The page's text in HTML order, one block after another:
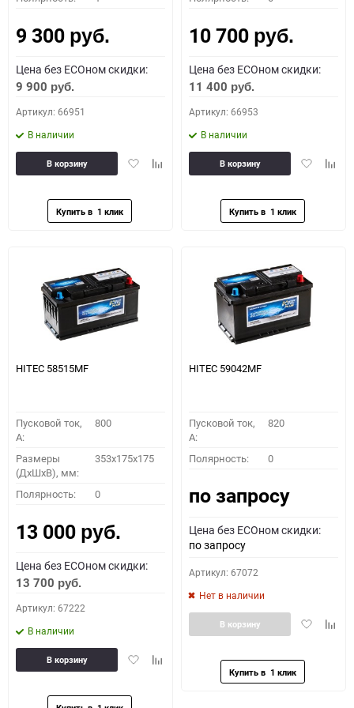
9 300 руб.
Цена без ECOном скидки:
9 900 руб.
Артикул: 66951
В наличии
ДобавитьДобавить
В корзину
10 700 руб.
Цена без ECOном скидки:
11 400 руб.
Артикул: 66953
В наличии
Добавить
В корзину
HITEC 58515MF
Пусковой ток,
A:
800
Размеры
(ДхШхВ), мм:
353x175x175
Полярность: 0
13 000 руб.
Цена без ECOном скидки:
13 700 руб.
Артикул: 67222
В наличии
ДобавитьДобавить
В корзину
HITEC 59042MF
Пусковой ток,
A:
820
Полярность: 0
по запросу
Цена без ECOном скидки:
по запросу
Артикул: 67072
Нет в наличии
Добавить
В корзину